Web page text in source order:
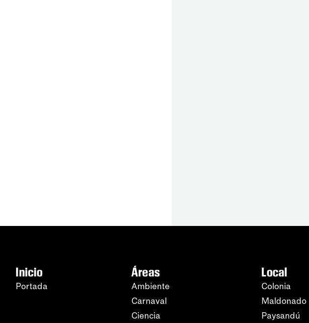
Inicio
Portada
Áreas
Ambiente
Carnaval
Ciencia
Local
Colonia
Maldonado
Paysandú